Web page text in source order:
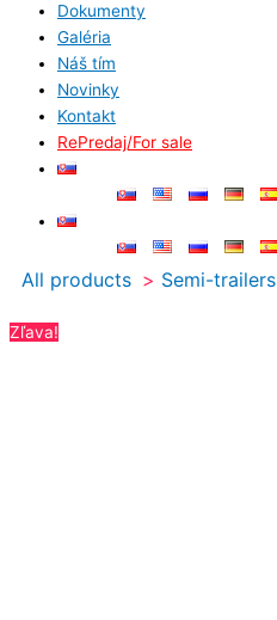
Dokumenty
Galéria
Náš tím
Novinky
Kontakt
RePredaj/For sale
All products Semi-trailers
Zľava!